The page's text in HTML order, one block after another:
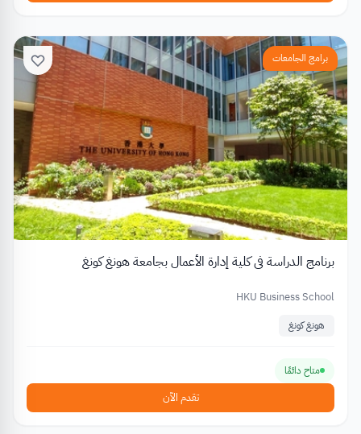
برامج الجامعات
برنامج الدراسة في كلية إدارة الأعمال بجامعة هونغ كونغ
HKU Business School
هونغ كونغ
متاح دائمًا
تقدم الآن